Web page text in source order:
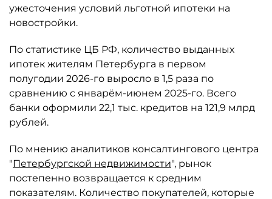
ужесточения условий льготной ипотеки на
новостройки.
По статистике ЦБ РФ, количество выданных
ипотек жителям Петербурга в первом
полугодии 2026-го выросло в 1,5 раза по
сравнению с январём-июнем 2025-го. Всего
банки оформили 22,1 тыс. кредитов на 121,9 млрд
рублей.
По мнению аналитиков консалтингового центра
"Петербургской недвижимости", рынок
постепенно возвращается к средним
показателям. Количество покупателей, которые